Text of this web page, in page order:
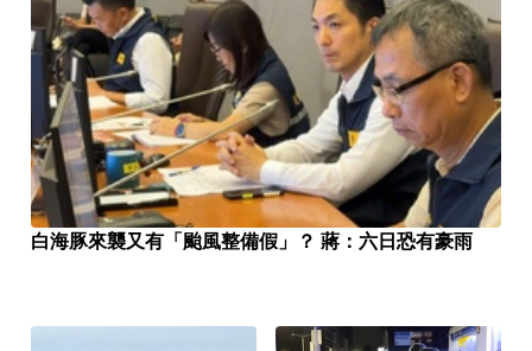
白海豚來襲又有「颱風整備假」？ 蔣：六日恐有豪雨